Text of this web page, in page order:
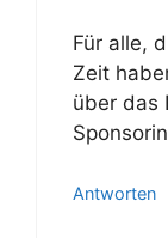
Für alle,
Zeit
über das
Antworten